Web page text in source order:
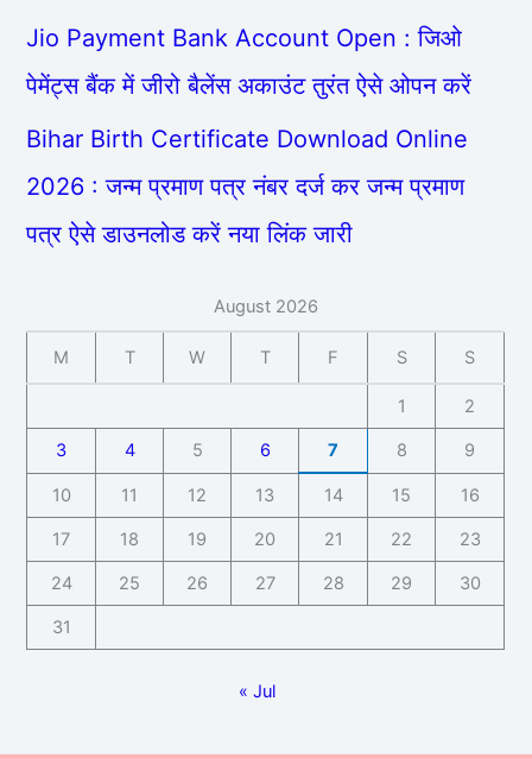
Jio Payment Bank Account Open : जिओ
पेमेंट्स बैंक में जीरो बैलेंस अकाउंट तुरंत ऐसे ओपन करें
Bihar Birth Certificate Download Online
2026 : जन्म प्रमाण पत्र नंबर दर्ज कर जन्म प्रमाण
पत्र ऐसे डाउनलोड करें नया लिंक जारी
August 2026
M T W T F S S
1 2
3 4 5 6 7 8 9
10 11 12 13 14 15 16
17 18 19 20 21 22 23
24 25 26 27 28 29 30
31
« Jul